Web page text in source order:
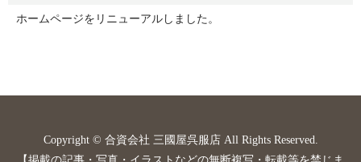
ホームページをリニューアルしました。
Copyright © 合資会社 三國屋呉服店 All Rights Reserved.